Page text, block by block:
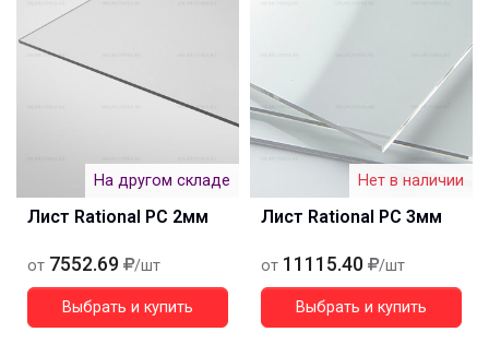
На другом складе
Лист Rational PC 2мм
от 7552.69 /шт
Выбрать и купить
Нет в наличии
Лист Rational PC 3мм
от 11115.40 /шт
Выбрать и купить